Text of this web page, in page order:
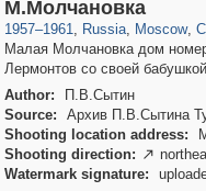
М.Молчановка
1957–1961, Russia, Moscow,
Малая Молчановка дом
Лермонтов со своей
Author:
П.В.Сытин
Source:
Архив П.В.Сытина
Shooting location address:
Shooting direction: 
Watermark signature: